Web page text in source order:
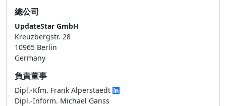
總公司
UpdateStar GmbH
Kreuzbergstr. 28
10965 Berlin
Germany
負責董事
Dipl.-Kfm. Frank Alperstaedt
Dipl.-Inform. Michael Ganss